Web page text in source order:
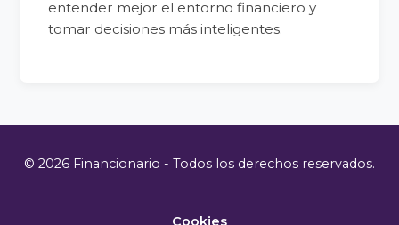
entender mejor el entorno financiero y
tomar decisiones más inteligentes.
© 2026 Financionario - Todos los derechos reservados.
Cookies